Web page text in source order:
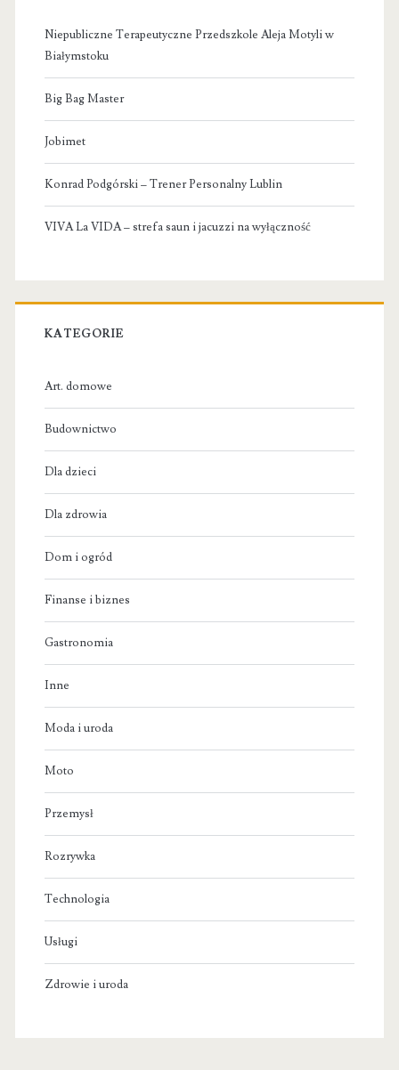
Niepubliczne Terapeutyczne Przedszkole Aleja Motyli w
Białymstoku
Big Bag Master
Jobimet
Konrad Podgórski – Trener Personalny Lublin
VIVA La VIDA – strefa saun i jacuzzi na wyłączność
KATEGORIE
Art. domowe
Budownictwo
Dla dzieci
Dla zdrowia
Dom i ogród
Finanse i biznes
Gastronomia
Inne
Moda i uroda
Moto
Przemysł
Rozrywka
Technologia
Usługi
Zdrowie i uroda